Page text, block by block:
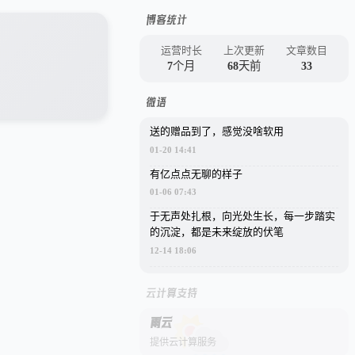
博客统计
运营时长
7个月
上次更新
68天前
文章数目
33
微语
送的赠品到了，感觉没啥软用
01-20 14:41
有亿点点无聊的样子
01-06 07:43
于无声处扎根，向光处生长，每一步踏实
的沉淀，都是未来绽放的伏笔
12-14 18:06
云计算支持
雨云
提供云计算服务